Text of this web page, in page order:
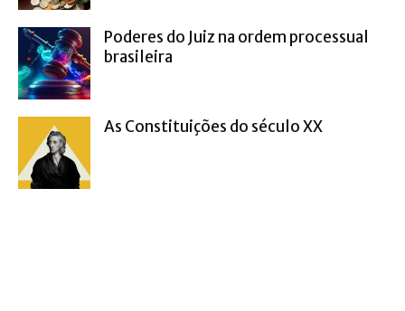
Poderes do Juiz na ordem processual
brasileira
As Constituições do século XX